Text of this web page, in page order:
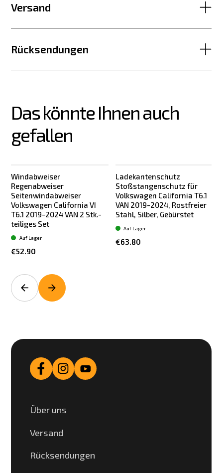
Versand
Rücksendungen
Das könnte Ihnen auch
gefallen
Windabweiser
Regenabweiser
Seitenwindabweiser
Volkswagen California VI
T6.1 2019-2024 VAN 2 Stk.-
teiliges Set
€52.90
Auf Lager
Ladekantenschutz
Stoßstangenschutz für
Volkswagen California T6.1
VAN 2019-2024, Rostfreier
Stahl, Silber, Gebürstet
€63.80
Auf Lager
Über uns
Versand
Rücksendungen